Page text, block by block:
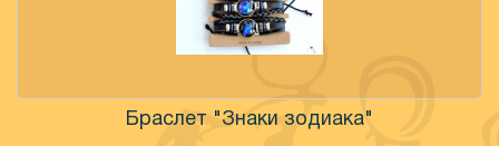
Браслет "Знаки зодиака"